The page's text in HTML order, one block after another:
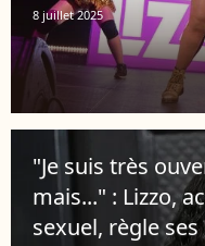
8 juillet 2025
"Je suis très
mais..." : Lizzo,
sexuel, règle